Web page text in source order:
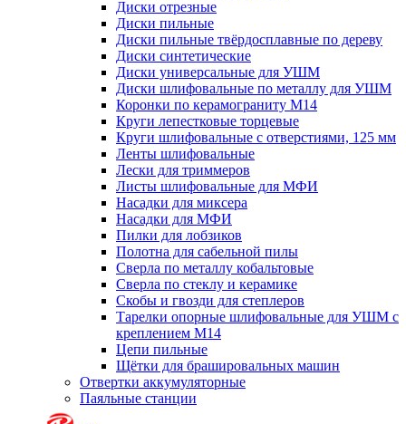
Диски отрезные
Диски пильные
Диски пильные твёрдосплавные по дереву
Диски синтетические
Диски универсальные для УШМ
Диски шлифовальные по металлу для УШМ
Коронки по керамограниту M14
Круги лепестковые торцевые
Круги шлифовальные с отверстиями, 125 мм
Ленты шлифовальные
Лески для триммеров
Листы шлифовальные для МФИ
Насадки для миксера
Насадки для МФИ
Пилки для лобзиков
Полотна для сабельной пилы
Сверла по металлу кобальтовые
Сверла по стеклу и керамике
Скобы и гвозди для степлеров
Тарелки опорные шлифовальные для УШМ с
креплением М14
Цепи пильные
Щётки для брашировальных машин
Отвертки аккумуляторные
Паяльные станции